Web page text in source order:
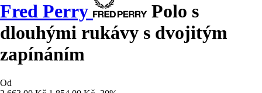
Fred Perry
Polo s
dlouhými rukávy s dvojitým
zapínáním
Od